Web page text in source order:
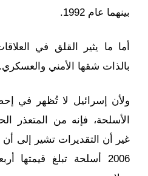
بينهما عام 1992.
أما ما يثير القلق في
بالذات شقها الأمني والعسكري.
ولأن إسرائيل لا تُظهر في
الأسلحة، فإنه من المتعذر
غير أن التقديرات تشير إلى